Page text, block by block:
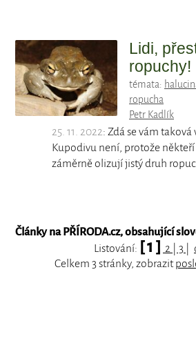
Lidi,
ropuchy!
témata:
ropucha
Petr Kadlík
25. 11. 2022: Zdá se vám taková
Kupodivu není, protože
záměrně olizují jistý druh
Články na PŘÍRODA.cz, obsahující
Listování: [ 1 ] 2 3
Celkem 3 stránky, zobrazit